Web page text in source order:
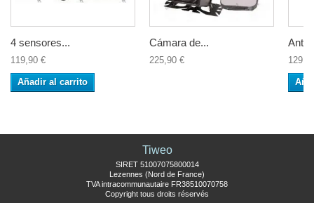
4 sensores...
119,90 €
Añadir al carrito
Cámara de...
225,90 €
Tiweo
SIRET 51007075800014
Lezennes (Nord de France)
TVA intracommunautaire FR38510070758
Copyright tous droits réservés